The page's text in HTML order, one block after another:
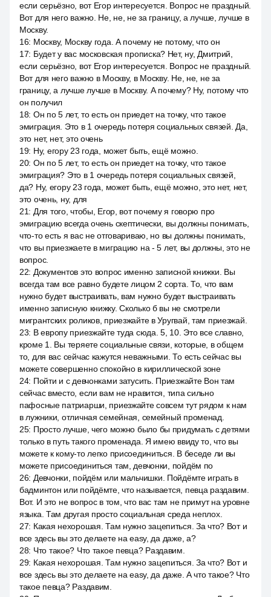
если серьёзно, вот Егор интересуется. Вопрос не праздный.
Вот для него важно. Не, не, не за границу, а лучше, лучше в
Москву.
16: Москву, Москву года. А почему не потому, что он
17: Будет у вас московская прописка? Нет, ну, Дмитрий,
если серьёзно, вот Егор интересуется. Вопрос не праздный.
Вот для него важно в Москву, в Москву. Не, не, не за
границу, а лучше лучше в Москву. А почему? Ну, потому что
он получил
18: Он по 5 лет, то есть он приедет на точку, что такое
эмиграция. Это в 1 очередь потеря социальных связей. Да,
это нет, нет, это очень
19: Ну, егору 23 года, может быть, ещё можно.
20: Он по 5 лет, то есть он приедет на точку, что такое
эмиграция? Это в 1 очередь потеря социальных связей,
да? Ну, егору 23 года, может быть, ещё можно, это нет, нет,
это очень, ну, для
21: Для того, чтобы, Егор, вот почему я говорю про
эмиграцию всегда очень скептически, вы должны понимать,
что-то есть я вас не отговариваю, но вы должны понимать,
что вы приезжаете в миграцию на - 5 лет, вы должны, это не
вопрос.
22: Документов это вопрос именно записной книжки. Вы
всегда там все равно будете лицом 2 сорта. То, что вам
нужно будет выстраивать, вам нужно будет выстраивать
именно записную книжку. Сколько б вы не смотрели
мигрантских роликов, приезжайте в Уругвай, там приезжай.
23: В европу приезжайте туда сюда. 5, 10. Это все славно,
кроме 1. Вы теряете социальные связи, которые, в общем
то, для вас сейчас кажутся неважными. То есть сейчас вы
можете совершенно спокойно в кириллической зоне
24: Пойти и с девчонками затусить. Приезжайте Вон там
сейчас вместо, если вам не нравится, типа сильно
пафосные патриарши, приезжайте совсем тут рядом к нам
в лужники, отличная семейная, семейный променад.
25: Просто лучше, чего можно было бы придумать с детями
только в путь такого променада. Я имею ввиду то, что вы
можете к кому-то легко присоединиться. В беседе ли вы
можете присоединиться там, девчонки, пойдём по
26: Девчонки, пойдём или мальчишки. Пойдёмте играть в
бадминтон или пойдёмте, что называется, певца раздавим.
Вот. И это не вопрос в том, что вас там не примут на уровне
языка. Там другая просто социальная среда неплох.
27: Какая нехорошая. Там нужно зацепиться. За что? Вот и
все здесь вы это делаете на easy, да даже, а?
28: Что такое? Что такое певца? Раздавим.
29: Какая нехорошая. Там нужно зацепиться. За что? Вот и
все здесь вы это делаете на easy, да даже. А что такое? Что
такое певца? Раздавим.